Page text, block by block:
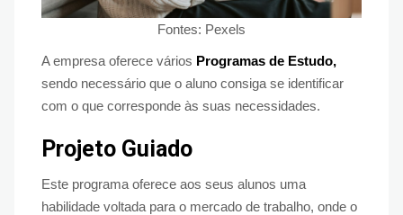
Fontes: Pexels
A empresa oferece vários Programas de Estudo,
sendo necessário que o aluno consiga se identificar
com o que corresponde às suas necessidades.
Projeto Guiado
Este programa oferece aos seus alunos uma
habilidade voltada para o mercado de trabalho, onde o